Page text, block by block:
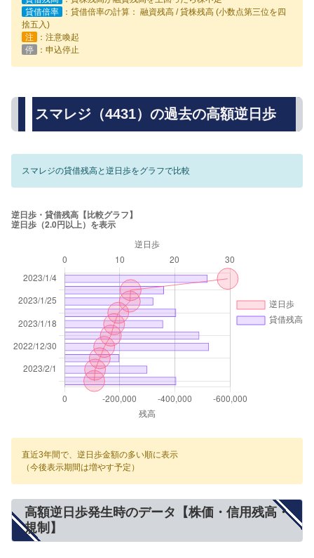
貸借倍率
：貸借倍率の計算： 融資残高 / 貸株残高 (小数点第三位を四
捨五入)
注
：注意喚起
停
：申込停止
スマレジ（4431）の過去の高額逆日歩
スマレジの貸借残高と逆日歩をグラフで比較
直近3年間で、逆日歩金額の多い順に表示
（今後表示期間は増やす予定）
高額逆日歩発生時のデータ【株価・信用残高・
規制】